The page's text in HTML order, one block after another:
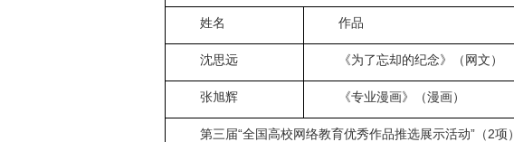
姓名 作品
沈思远 《为了忘却的纪念》（网文）
张旭辉 《专业漫画》（漫画）
第三届“全国高校网络教育优秀作品推选展示活动”（2项）